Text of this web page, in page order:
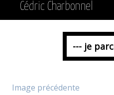
Cédric Charbonnel
Image précédente